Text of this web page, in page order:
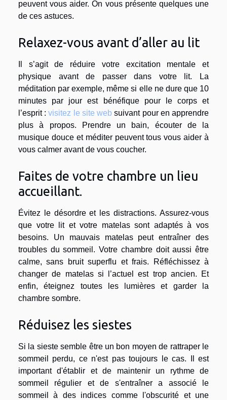
peuvent vous aider. On vous présente quelques une
de ces astuces.
Relaxez-vous avant d’aller au lit
Il s’agit de réduire votre excitation mentale et
physique avant de passer dans votre lit. La
méditation par exemple, même si elle ne dure que 10
minutes par jour est bénéfique pour le corps et
l’esprit :visitez le site web suivant pour en apprendre
plus à propos. Prendre un bain, écouter de la
musique douce et méditer peuvent tous vous aider à
vous calmer avant de vous coucher.
Faites de votre chambre un lieu
accueillant.
Évitez le désordre et les distractions. Assurez-vous
que votre lit et votre matelas sont adaptés à vos
besoins. Un mauvais matelas peut entraîner des
troubles du sommeil. Votre chambre doit aussi être
calme, sans bruit superflu et frais. Réfléchissez à
changer de matelas si l’actuel est trop ancien. Et
enfin, éteignez toutes les lumières et garder la
chambre sombre.
Réduisez les siestes
Si la sieste semble être un bon moyen de rattraper le
sommeil perdu, ce n'est pas toujours le cas. Il est
important d'établir et de maintenir un rythme de
sommeil régulier et de s'entraîner a associé le
sommeil à des indices comme l'obscurité et une